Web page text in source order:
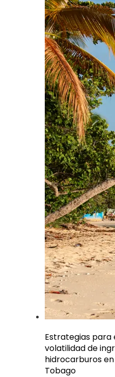
Estrategias
volatilidad de
hidrocarburos
Tobago